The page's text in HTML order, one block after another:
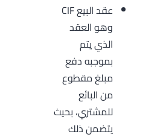
عقد البيع CIF
وهو العقد
الذي يتم
بموجبه دفع
مبلغ مقطوع
من البائع
للمشتري، بحيث
يتضمن ذلك